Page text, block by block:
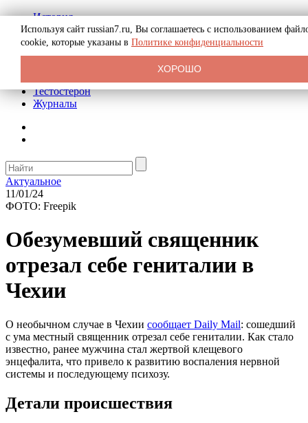
История
Биография
Криминал
Реклама на сайте
Тестостерон
Журналы
Актуальное
11/01/24
ФОТО: Freepik
Обезумевший священник
отрезал себе гениталии в
Чехии
О необычном случае в Чехии сообщает Daily Mail: сошедший
с ума местный священник отрезал себе гениталии. Как стало
известно, ранее мужчина стал жертвой клещевого
энцефалита, что привело к развитию воспаления нервной
системы и последующему психозу.
Детали происшествия
Используя сайт russian7.ru, Вы соглашаетесь с использованием
cookie, которые указаны в Политике конфиденциальности
ХОРОШО